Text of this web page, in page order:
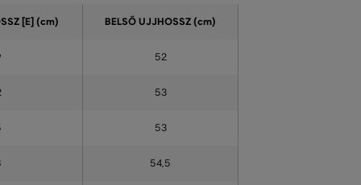
[E] (cm) BELSŐ UJJHOSSZ (cm)
52
53
53
54,5